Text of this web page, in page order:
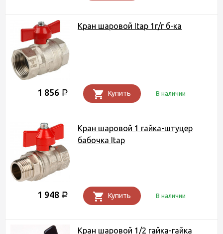
Кран шаровой Itap 1г/г б-ка
1 856 Р Купить В наличии
Кран шаровой 1 гайка-штуцер
бабочка Itap
1 948 Р Купить В наличии
Кран шаровой 1/2 гайка-гайка